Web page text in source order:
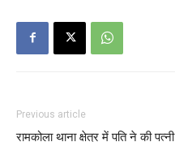
Previous article
रामकोला थाना क्षेत्र में पति ने की पत्नी